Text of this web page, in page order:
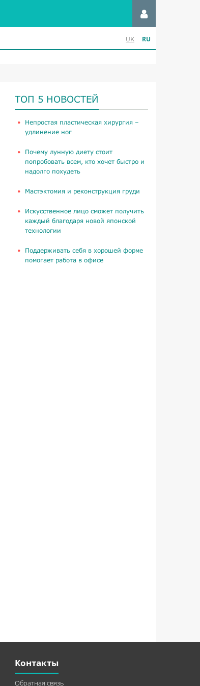
UK RU
ТОП 5 НОВОСТЕЙ
​Непростая пластическая хирургия –
удлинение ног
Почему лунную диету стоит
попробовать всем, кто хочет быстро и
надолго похудеть
Мастэктомия и реконструкция груди
Искусственное лицо сможет получить
каждый благодаря новой японской
технологии
Поддерживать себя в хорошей форме
помогает работа в офисе
Контакты
Обратная связь